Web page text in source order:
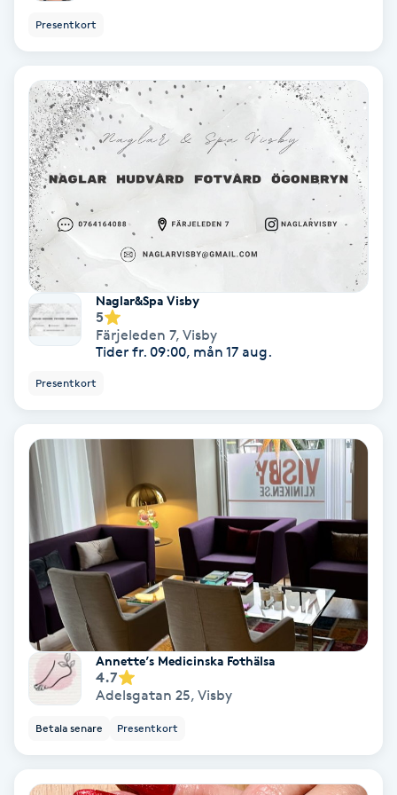
Ansiktsbehandling djuprengörande
Babylights
Balayage
Bambumassage
Barber
Barnklippning
BIAB
Blowout
Bottenfärg
Brynformning
Brynfärgning
Brynplockning
Bröllopsuppsättning
Celluliter
Coachning
Presentkort
Naglar&Spa Visby
5
Färjeleden 7, Visby
Tider fr. 09:00, mån 17 aug.
Presentkort
Annette’s Medicinska Fothälsa
4.7
Adelsgatan 25, Visby
Betala senare Presentkort